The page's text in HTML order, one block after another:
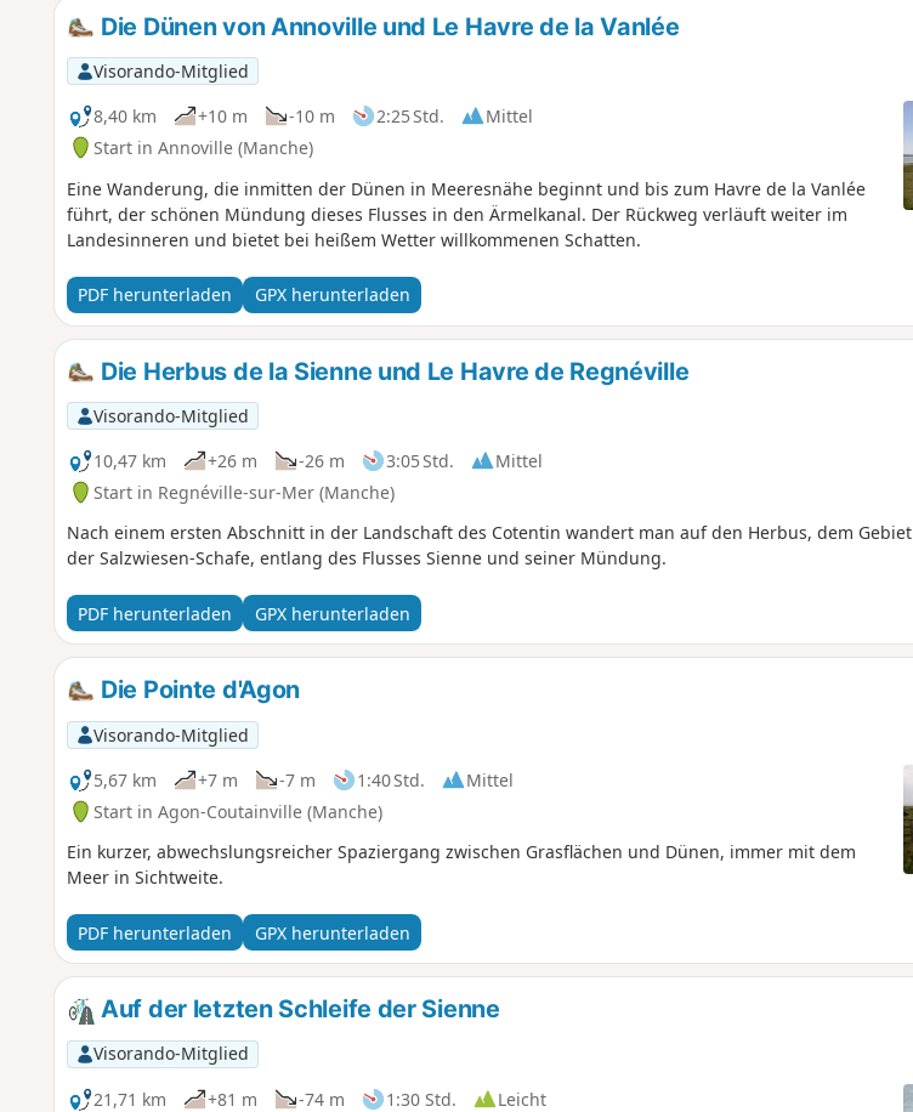
Die Dünen von Annoville und Le Havre de la Vanlée
Visorando-Mitglied
8,40 km
+10 m -10 m 2:25 Std.
Mittel
Start in Annoville (Manche)
Eine Wanderung, die inmitten der Dünen in Meeresnähe beginnt und bis zum Havre de la Vanlée
führt, der schönen Mündung dieses Flusses in den Ärmelkanal. Der Rückweg verläuft weiter im
Landesinneren und bietet bei heißem Wetter willkommenen Schatten.
PDF herunterladen GPX herunterladen
Die Herbus de la Sienne und Le Havre de Regnéville
Visorando-Mitglied
10,47 km
+26 m -26 m 3:05 Std.
Mittel
Start in Regnéville-sur-Mer (Manche)
Nach einem ersten Abschnitt in der Landschaft des Cotentin wandert man auf den Herbus, dem Gebiet
der Salzwiesen-Schafe, entlang des Flusses Sienne und seiner Mündung.
PDF herunterladen GPX herunterladen
Die Pointe d'Agon
Visorando-Mitglied
5,67 km
+7 m -7 m 1:40 Std.
Mittel
Start in Agon-Coutainville (Manche)
Ein kurzer, abwechslungsreicher Spaziergang zwischen Grasflächen und Dünen, immer mit dem
Meer in Sichtweite.
PDF herunterladen GPX herunterladen
Auf der letzten Schleife der Sienne
Visorando-Mitglied
21,71 km
+81 m -74 m 1:30 Std.
Leicht